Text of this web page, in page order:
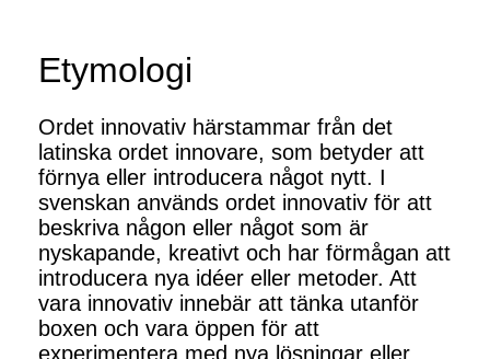
Etymologi
Ordet innovativ härstammar från det
latinska ordet innovare, som betyder att
förnya eller introducera något nytt. I
svenskan används ordet innovativ för att
beskriva någon eller något som är
nyskapande, kreativt och har förmågan att
introducera nya idéer eller metoder. Att
vara innovativ innebär att tänka utanför
boxen och vara öppen för att
experimentera med nya lösningar eller